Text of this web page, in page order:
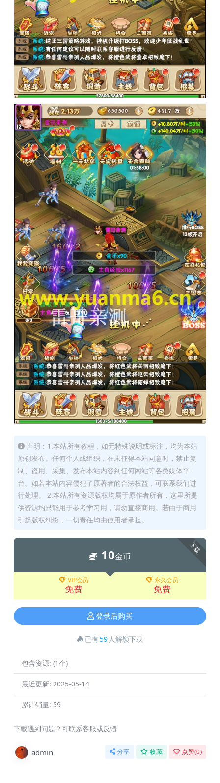
声明：1.本站所有教程，如无特殊说明或标注，均为本站
原创发布。任何个人或组织，在未征得本站同意时，禁止复
制、盗用、采集、发布本站内容到任何网站等各类媒体平
台。如若本站内容侵犯了原著者的合法权益，可联系我们进
行处理。 2.本站所有资源版权均属于原作者所有，这里所提
供资源均只能用于参考学习用，请勿直接商用。若由于商用
引起版权纠纷，一切责任均由使用者承担。
下载
10金币
VIP会员
免费
永久会员
免费
登录后购买
已有59 人解锁下载
包含资源: (1个)
最近更新: 2025-05-14
累计销量: 59
下载遇到问题？可联系客服或反馈
admin 分享 收藏 点赞(0)